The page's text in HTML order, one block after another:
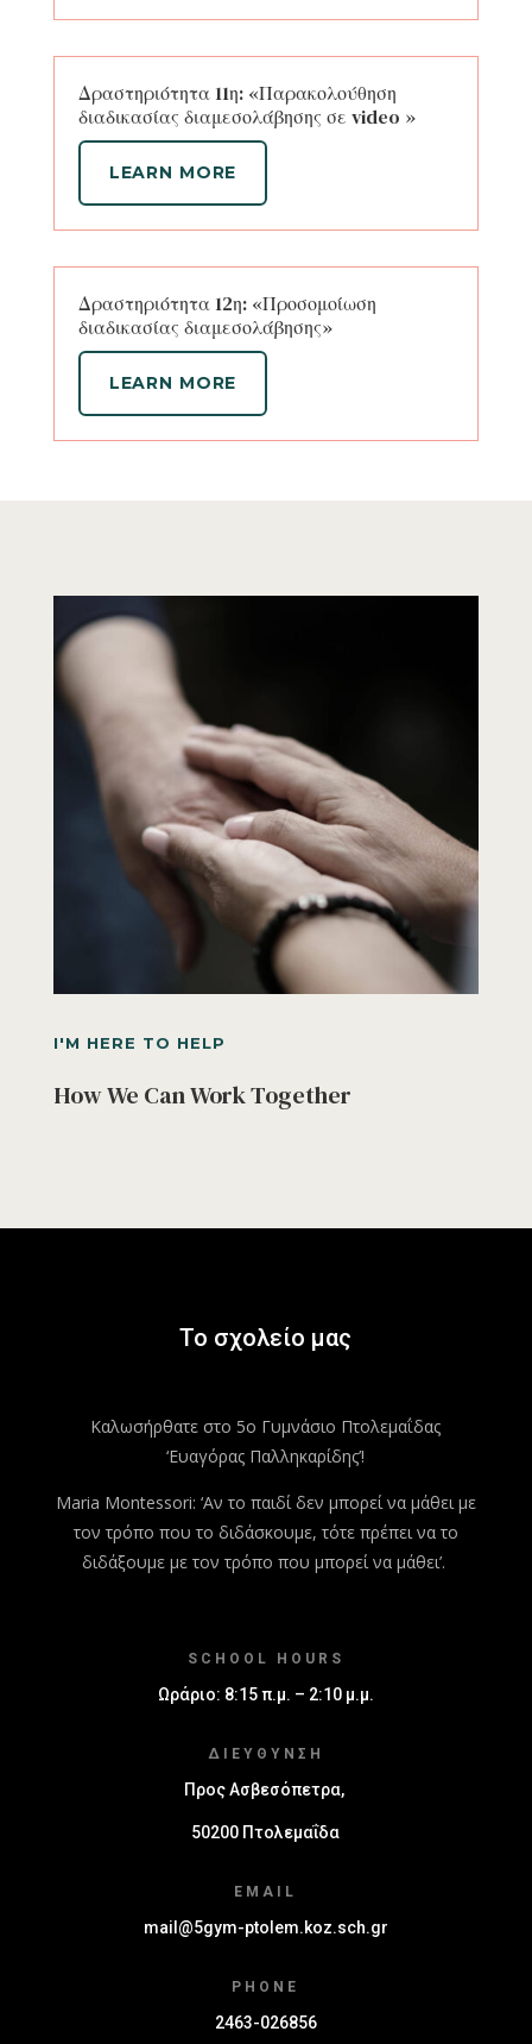
Δραστηριότητα 11η: «Παρακολούθηση
διαδικασίας διαμεσολάβησης σε video »
LEARN MORE
Δραστηριότητα 12η: «Προσομοίωση
διαδικασίας διαμεσολάβησης»
LEARN MORE
I'M HERE TO HELP
How We Can Work Together
Το σχολείο μας
Καλωσήρθατε στο 5ο Γυμνάσιο Πτολεμαΐδας
‘Ευαγόρας Παλληκαρίδης’!
Maria Montessori: ‘Αν το παιδί δεν μπορεί να μάθει με
τον τρόπο που το διδάσκουμε, τότε πρέπει να το
διδάξουμε με τον τρόπο που μπορεί να μάθει’.
SCHOOL HOURS
Ωράριο: 8:15 π.μ. – 2:10 μ.μ.
ΔΙΕΎΘΥΝΣΗ
Προς Ασβεσόπετρα,
50200 Πτολεμαΐδα
EMAIL
mail@5gym-ptolem.koz.sch.gr
PHONE
2463-026856